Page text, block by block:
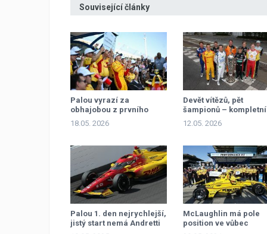
Související články
Palou vyrazí za
obhajobou z prvního
místa
18.05. 2026
Devět vítězů, pět
šampionů – kompletní
soupiska Indy500
12.05. 2026
Palou 1. den nejrychlejší,
jistý start nemá Andretti
McLaughlin má pole
position ve vůbec